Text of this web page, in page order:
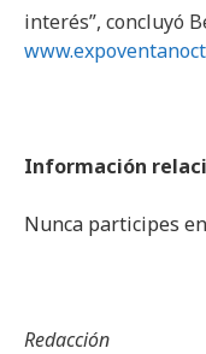
interés”, concluyó
Información
Nunca participes
Redacción